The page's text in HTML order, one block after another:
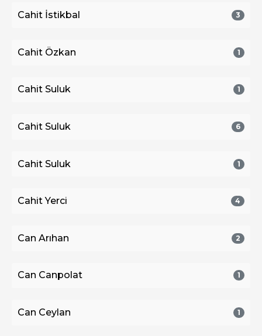
Cahit İstikbal 3
Cahit Özkan 1
Cahit Suluk 1
Cahit Suluk 6
Cahit Suluk 1
Cahit Yerci 4
Can Arıhan 2
Can Canpolat 1
Can Ceylan 1